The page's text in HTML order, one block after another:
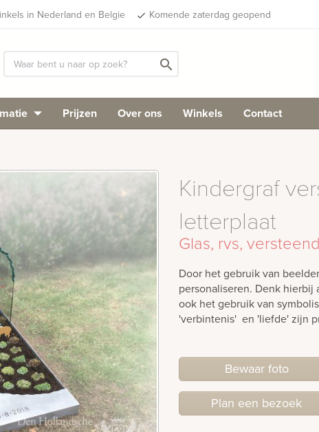
in Nederland en Belgie done Komende zaterdag geopend
search
Prijzen Over ons Winkels Contact
Kindergraf
letterplaat
Glas, rvs,
Door het gebruik van
personaliseren. Denk hierbij
ook het gebruik van
'verbintenis' en 'liefde' zijn
Bewaar foto
Plan een bezoek